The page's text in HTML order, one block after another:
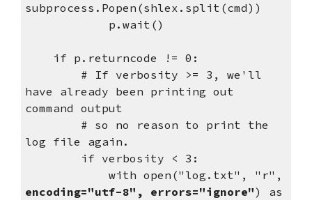
subprocess.Popen(shlex.split(cmd))
            p.wait()
    if p.returncode != 0:
have already been printing out
command output
log file again.
        if verbosity < 3:
encoding="utf-8", errors="ignore" ) as